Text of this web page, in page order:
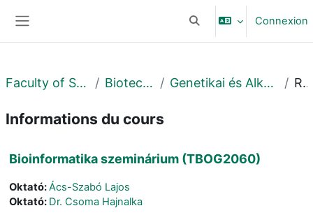
Activer/désactiver la
Connexion
Faculty of Science and Technology Biotechnológiai Intézet Genetikai és Alkalmazott Mikrobiológiai Tanszék Résumé
Informations du cours
Bioinformatika szeminárium (TBOG2060)
Oktató:Ács-Szabó Lajos
Oktató: Dr. Csoma Hajnalka